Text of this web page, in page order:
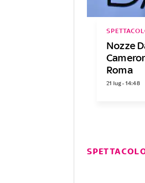
Nozze
Roma
21 lug - 14:48